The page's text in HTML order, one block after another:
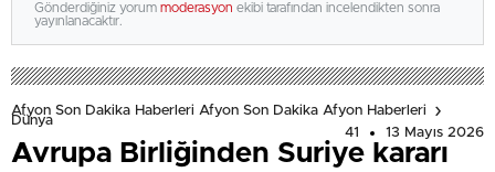
Gönderdiğiniz yorum moderasyon ekibi tarafından incelendikten sonra
yayınlanacaktır.
Afyon Son Dakika Haberleri Afyon Son Dakika Afyon Haberleri
Dünya
41
13 Mayıs 2026
Avrupa Birliğinden Suriye kararı